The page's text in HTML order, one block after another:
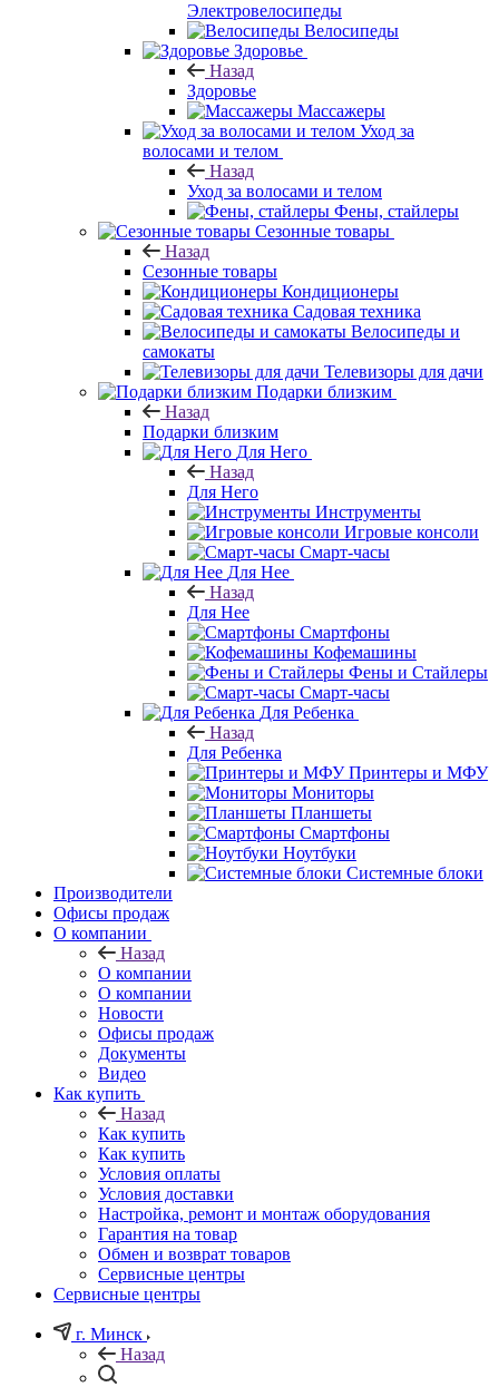
Электровелосипеды
Велосипеды
Здоровье
Назад
Здоровье
Массажеры
Уход за
волосами и телом
Назад
Уход за волосами и телом
Фены, стайлеры
Сезонные товары
Назад
Сезонные товары
Кондиционеры
Садовая техника
Велосипеды и
самокаты
Телевизоры для дачи
Подарки близким
Назад
Подарки близким
Для Него
Назад
Для Него
Инструменты
Игровые консоли
Смарт-часы
Для Нее
Назад
Для Нее
Смартфоны
Кофемашины
Фены и Стайлеры
Смарт-часы
Для Ребенка
Назад
Для Ребенка
Принтеры и МФУ
Мониторы
Планшеты
Смартфоны
Ноутбуки
Системные блоки
Производители
Офисы продаж
О компании
Назад
О компании
О компании
Новости
Офисы продаж
Документы
Видео
Как купить
Назад
Как купить
Как купить
Условия оплаты
Условия доставки
Настройка, ремонт и монтаж оборудования
Гарантия на товар
Обмен и возврат товаров
Сервисные центры
Сервисные центры
г. Минск
Назад